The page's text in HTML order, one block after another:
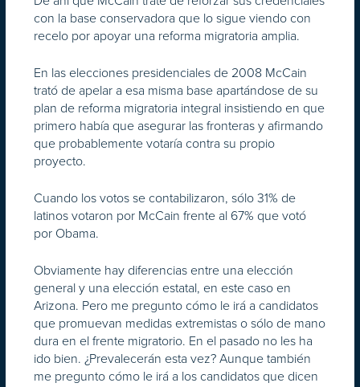
con la base conservadora que lo sigue viendo con
recelo por apoyar una reforma migratoria amplia.
En las elecciones presidenciales de 2008 McCain
trató de apelar a esa misma base apartándose de su
plan de reforma migratoria integral insistiendo en que
primero había que asegurar las fronteras y afirmando
que probablemente votaría contra su propio
proyecto.
Cuando los votos se contabilizaron, sólo 31% de
latinos votaron por McCain frente al 67% que votó
por Obama.
Obviamente hay diferencias entre una elección
general y una elección estatal, en este caso en
Arizona. Pero me pregunto cómo le irá a candidatos
que promuevan medidas extremistas o sólo de mano
dura en el frente migratorio. En el pasado no les ha
ido bien. ¿Prevalecerán esta vez? Aunque también
me pregunto cómo le irá a los candidatos que dicen